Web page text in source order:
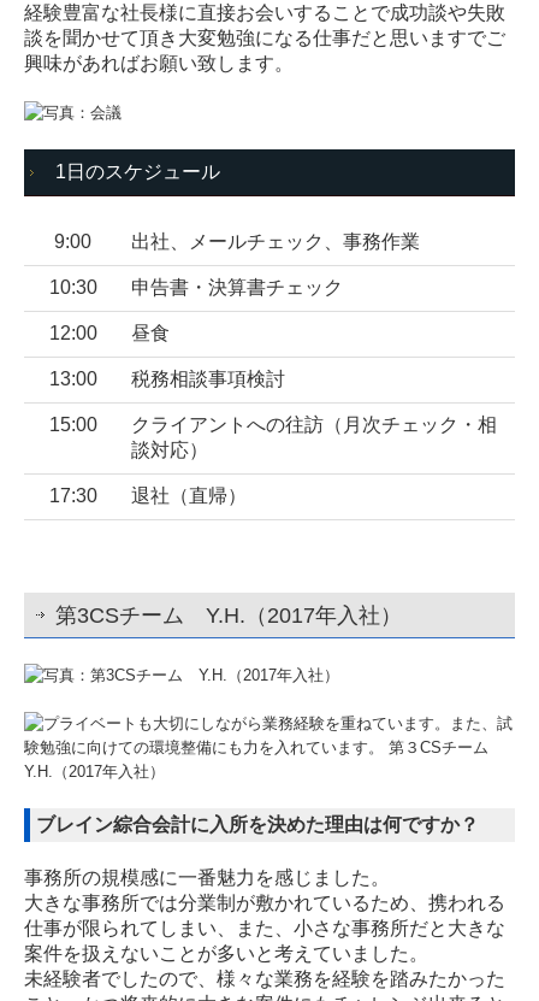
経験豊富な社長様に直接お会いすることで成功談や失敗
談を聞かせて頂き大変勉強になる仕事だと思いますでご
興味があればお願い致します。
1日のスケジュール
9:00 出社、メールチェック、事務作業
10:30 申告書・決算書チェック
12:00 昼食
13:00 税務相談事項検討
15:00
クライアントへの往訪（月次チェック・相
談対応）
17:30 退社（直帰）
第3CSチーム Y.H.（2017年入社）
ブレイン綜合会計に入所を決めた理由は何ですか？
事務所の規模感に一番魅力を感じました。
大きな事務所では分業制が敷かれているため、携われる
仕事が限られてしまい、また、小さな事務所だと大きな
案件を扱えないことが多いと考えていました。
未経験者でしたので、様々な業務を経験を踏みたかった